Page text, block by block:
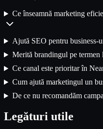
Ce înseamnă marketing
Ajută SEO pentru business-
Merită brandingul pe
Ce canal este prioritar în
Cum ajută marketingul un
De ce nu recomandăm
Legături utile